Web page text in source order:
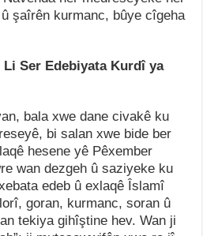
şaîrên kurmanc, bûye cîgeha
Li Ser Edebiyata Kurdî ya
bala xwe dane civakê ku
bi salan xwe bide ber
hesene yê Pêxember
wan dezgeh û saziyeke ku
edeb û exlaqê Îslamî
goran, kurmanc, soran û
tekiya gihîştine hev. Wan ji